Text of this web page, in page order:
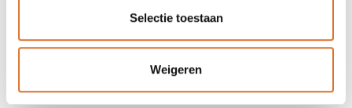
Selectie toestaan
Weigeren